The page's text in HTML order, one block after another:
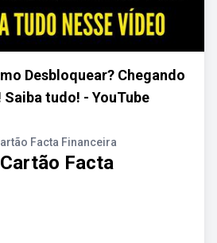
Desbloquear? Chegando
tudo! - YouTube
Facta Financeira
Facta